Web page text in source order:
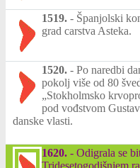
1519. - Španjolski
grad carstva Asteka.
1520. - Po naredbi
pokolj više od 80
„Stokholmsko
pod vođstvom
danske vlasti.
1620. - Odigrala se
Tridesetogodišnjem